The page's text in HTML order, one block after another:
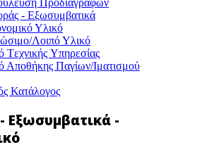
Προδιαγραφών
- Εξωσυμβατικά
Υλικό
Λοιπό Υλικό
Tεχνικής Yπηρεσίας
Αποθήκης Παγίων/Ιματισμού
Κατάλογος
Εξωσυμβατικά -